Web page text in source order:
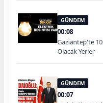
GÜNDEM
00:08
Gaziantep'te
Olacak Yerler
GÜNDEM
00:07